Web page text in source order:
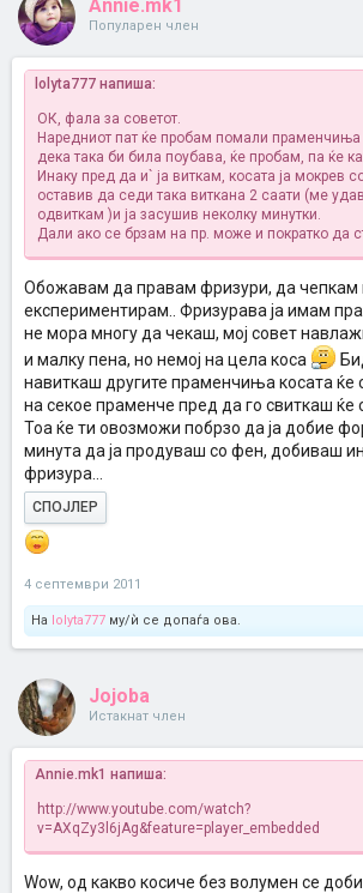
Annie.mk1
Популарен член
lolyta777 напиша:
ОК, фала за советот.
Наредниот пат ќе пробам помали
дека така би била поубава, ќе пробам, па ќе
Инаку пред да и` ја виткам, косата ја мокрев
оставив да седи така виткана 2 саати (ме
одвиткам )и ја засушив неколку минутки.
Дали ако се брзам на пр. може и пократко да
Обожавам да правам фризури, да чепкам
експериментирам.. Фризурава ја имам
не мора многу да чекаш, мој совет
и малку пена, но немој на цела коса
навиткаш другите праменчиња косата ќе
на секое праменче пред да го свиткаш ќе
Тоа ќе ти овозможи побрзо да ја добие
минута да ја продуваш со фен, добиваш
фризура...
СПОЈЛЕР
4 септември 2011
На lolyta777 му/ѝ се допаѓа ова.
Jojoba
Истакнат член
Annie.mk1 напиша:
http://www.youtube.com/watch?
v=AXqZy3l6jAg&feature=player_embedded
Wow, од какво косиче без волумен се